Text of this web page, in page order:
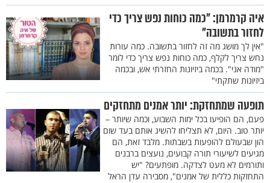
איה קרמרמן: "כמה כוחות נפש צריך כדי
לחזור בתשובה"
"אין לך מושג מה זה לחזור בתשובה. כמה עורות
נחש צריך לקלף, כמה כוחות נפש צריך כדי לומר
"מודה אני". בכמה ביזיונות החזרתי אש, ובכמה
ביזיונות שתקתי"
תופעה שמתחזקת: יותר אמנים מתחזקים
פעם, הם הופיעו בכל ימות השבוע, וכמה שיותר –
יותר טוב. היום, לא תצליחו להשיג אותם בעד שום
הון שבעולם להופעות בשבתות. מלבד זאת, הם
מגיעים לשיעורי תורה קבועים, נועצים ברבנים
ותורמים לא מעט לצדקה. מופתעים? "יש
התחזקות כללית של אמנים", מסבירה עדן הראל